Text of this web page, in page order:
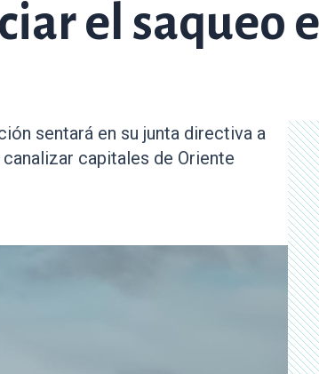
el saqueo
sentará en su junta directiva a
capitales de Oriente